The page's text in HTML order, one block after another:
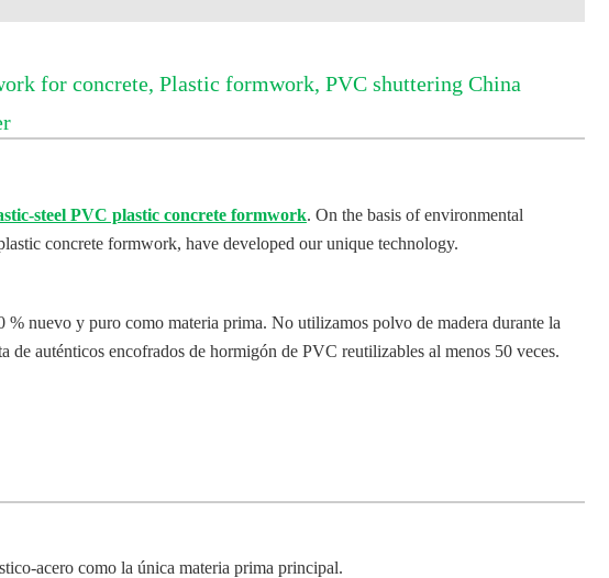
for concrete, Plastic formwork, PVC shuttering China
steel PVC plastic concrete formwork. On the basis of environmental
concrete formwork, have developed our unique technology.
nuevo y puro como materia prima. No utilizamos polvo de madera durante la
auténticos encofrados de hormigón de PVC reutilizables al menos 50 veces.
acero como la única materia prima principal.